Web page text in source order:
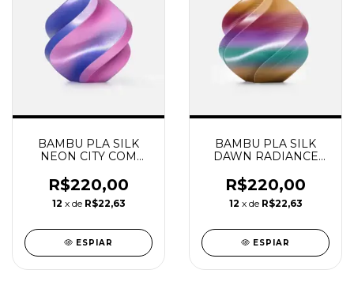
BAMBU PLA SILK
NEON CITY COM
REUTILIZAVEL
BAMBU
R$220,00
12 x de R$22,63
ESPIAR
BAMBU PLA SILK
DAWN RADIANCE
REUTILIZAVEL
BAMBU
R$220,00
12 x de R$22,63
ESPIAR